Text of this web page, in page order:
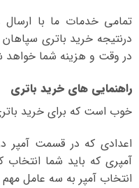
تمامی خدمات ما با
درنتیجه خرید باتری
در وقت و هزینه شما
راهنمایی های خرید باتری
خوب است که برای خرید
اعدادی که در قسمت
آمپری که باید شما انتخاب
انتخاب آمپر به سه عامل